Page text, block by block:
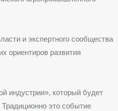
и экспертного сообщества
ориентиров развития
индустрии», который будет
это событие